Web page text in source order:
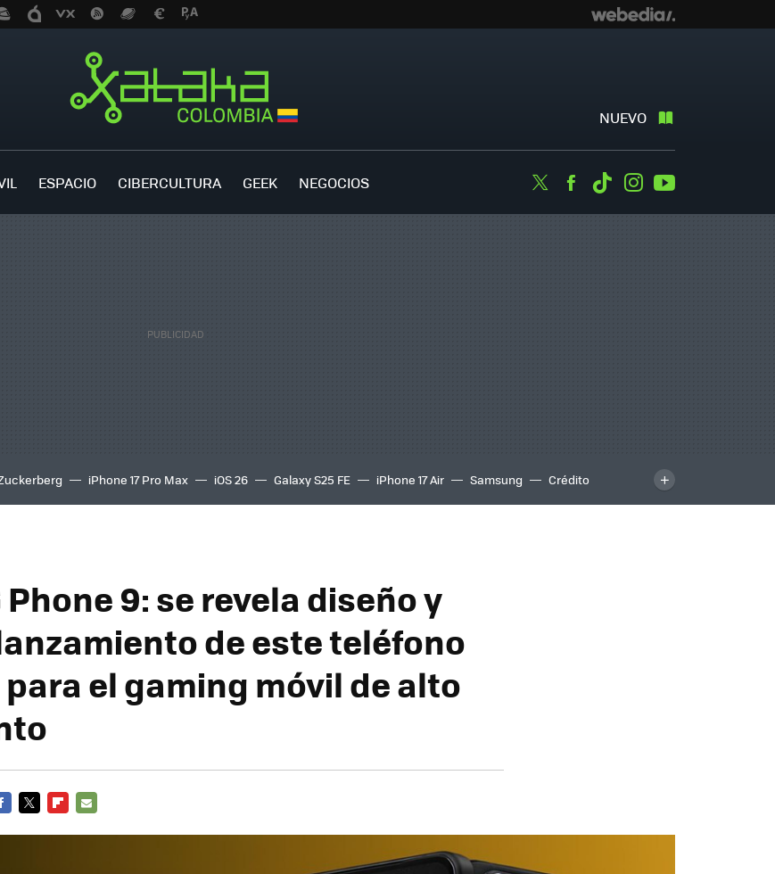
NUEVO
ESPACIO CIBERCULTURA GEEK NEGOCIOS TwitterFacebook
TiktokInstagram
iPhone 17 Pro Max iOS 26 Galaxy S25 FE iPhone 17 Air Samsung
Crédito
Phone 9: se revela diseño y
de este teléfono
el gaming móvil de alto